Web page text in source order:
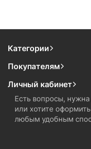
Категории
Покупателям
Личный кабинет
Есть вопросы,
или хотите
любым удобным